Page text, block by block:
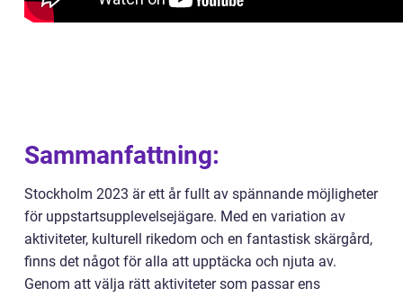
Sammanfattning:
Stockholm 2023 är ett år fullt av spännande möjligheter
för uppstartsupplevelsejägare. Med en variation av
aktiviteter, kulturell rikedom och en fantastisk skärgård,
finns det något för alla att upptäcka och njuta av.
Genom att välja rätt aktiviteter som passar ens